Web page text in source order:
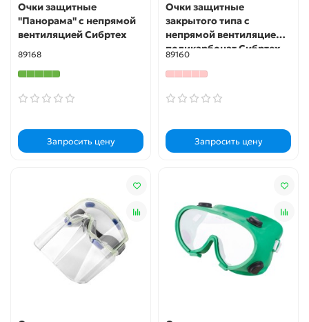
Очки защитные
"Панорама" с непрямой
вентиляцией Сибртех
89168
Запросить цену
Очки защитные
закрытого типа с
непрямой вентиляцией,
поликарбонат Сибртех
89160
Запросить цену